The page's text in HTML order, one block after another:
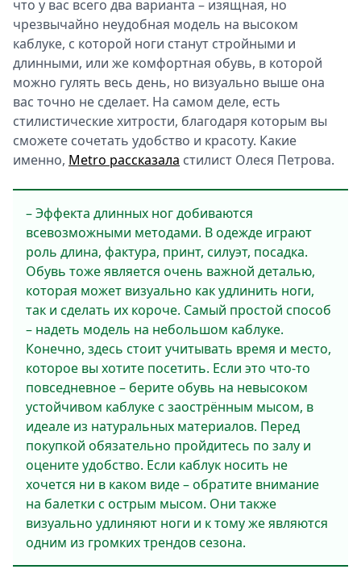
что у вас всего два варианта – изящная, но
чрезвычайно неудобная модель на высоком
каблуке, с которой ноги станут стройными и
длинными, или же комфортная обувь, в которой
можно гулять весь день, но визуально выше она
вас точно не сделает. На самом деле, есть
стилистические хитрости, благодаря которым вы
сможете сочетать удобство и красоту. Какие
именно, Metro рассказала стилист Олеся Петрова.
– Эффекта длинных ног добиваются
всевозможными методами. В одежде играют
роль длина, фактура, принт, силуэт, посадка.
Обувь тоже является очень важной деталью,
которая может визуально как удлинить ноги,
так и сделать их короче. Самый простой способ
– надеть модель на небольшом каблуке.
Конечно, здесь стоит учитывать время и место,
которое вы хотите посетить. Если это что-то
повседневное – берите обувь на невысоком
устойчивом каблуке с заострённым мысом, в
идеале из натуральных материалов. Перед
покупкой обязательно пройдитесь по залу и
оцените удобство. Если каблук носить не
хочется ни в каком виде – обратите внимание
на балетки с острым мысом. Они также
визуально удлиняют ноги и к тому же являются
одним из громких трендов сезона.